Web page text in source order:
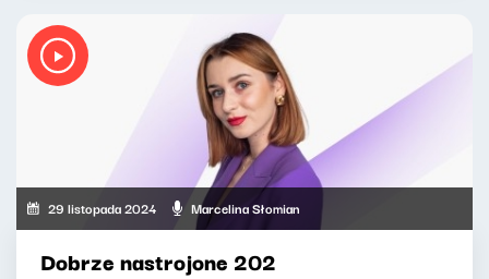
29 listopada 2024 Marcelina Słomian
Dobrze nastrojone 202